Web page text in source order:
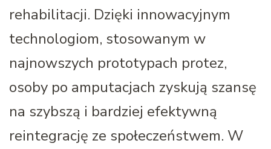
rehabilitacji. Dzięki innowacyjnym
technologiom, stosowanym w
najnowszych prototypach protez,
osoby po amputacjach zyskują szansę
na szybszą i bardziej efektywną
reintegrację ze społeczeństwem. W